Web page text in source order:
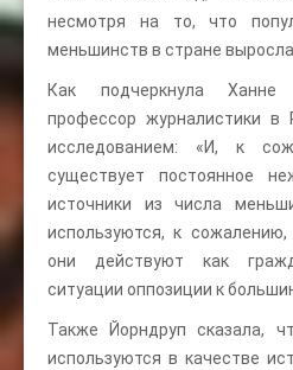
несмотря на то, что
меньшинств в стране
Как подчеркнула Ханне
профессор журналистики в
исследованием: «И, к
существует постоянное
источники из числа
используются, к
они действуют как
ситуации оппозиции к
Также Йорндруп сказала,
используются в качестве